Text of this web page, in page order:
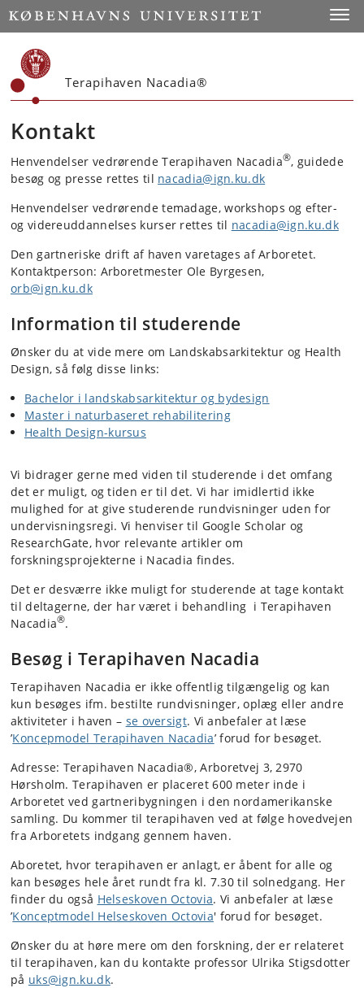
Start
Terapihaven Nacadia®
Kontakt
Henvendelser vedrørende Terapihaven Nacadia®, guidede
besøg og presse rettes til nacadia@ign.ku.dk
Henvendelser vedrørende temadage, workshops og efter-
og videreuddannelses kurser rettes til nacadia@ign.ku.dk
Den gartneriske drift af haven varetages af Arboretet.
Kontaktperson: Arboretmester Ole Byrgesen,
orb@ign.ku.dk
Information til studerende
Ønsker du at vide mere om Landskabsarkitektur og Health
Design, så følg disse links:
Bachelor i landskabsarkitektur og bydesign
Master i naturbaseret rehabilitering
Health Design-kursus
Vi bidrager gerne med viden til studerende i det omfang
det er muligt, og tiden er til det. Vi har imidlertid ikke
mulighed for at give studerende rundvisninger uden for
undervisningsregi. Vi henviser til Google Scholar og
ResearchGate, hvor relevante artikler om
forskningsprojekterne i Nacadia findes.
Det er desværre ikke muligt for studerende at tage kontakt
til deltagerne, der har været i behandling i Terapihaven
Nacadia®.
Besøg i Terapihaven Nacadia
Terapihaven Nacadia er ikke offentlig tilgængelig og kan
kun besøges ifm. bestilte rundvisninger, oplæg eller andre
aktiviteter i haven – se oversigt. Vi anbefaler at læse
’Koncepmodel Terapihaven Nacadia’ forud for besøget.
Adresse: Terapihaven Nacadia®, Arboretvej 3, 2970
Hørsholm. Terapihaven er placeret 600 meter inde i
Arboretet ved gartneribygningen i den nordamerikanske
samling. Du kommer til terapihaven ved at følge hovedvejen
fra Arboretets indgang gennem haven.
Aboretet, hvor terapihaven er anlagt, er åbent for alle og
kan besøges hele året rundt fra kl. 7.30 til solnedgang. Her
finder du også Helseskoven Octovia. Vi anbefaler at læse
’Konceptmodel Helseskoven Octovia' forud for besøget.
Ønsker du at høre mere om den forskning, der er relateret
til terapihaven, kan du kontakte professor Ulrika Stigsdotter
på uks@ign.ku.dk.